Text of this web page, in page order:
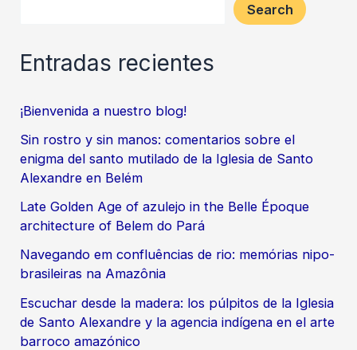
Search
Entradas recientes
¡Bienvenida a nuestro blog!
Sin rostro y sin manos: comentarios sobre el
enigma del santo mutilado de la Iglesia de Santo
Alexandre en Belém
Late Golden Age of azulejo in the Belle Époque
architecture of Belem do Pará
Navegando em confluências de rio: memórias nipo-
brasileiras na Amazônia
Escuchar desde la madera: los púlpitos de la Iglesia
de Santo Alexandre y la agencia indígena en el arte
barroco amazónico